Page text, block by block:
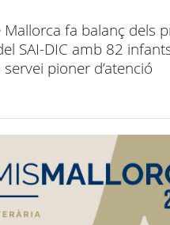
Mallorca fa balanç dels
SAI-DIC amb 82
servei pioner d’atenció